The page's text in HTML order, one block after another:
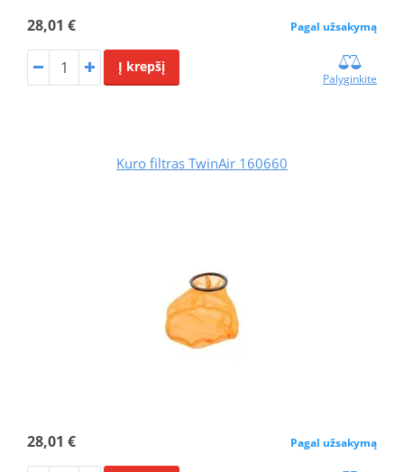
28,01 € Pagal užsakymą
Į krepšį
Palyginkite
Kuro filtras TwinAir 160660
28,01 € Pagal užsakymą